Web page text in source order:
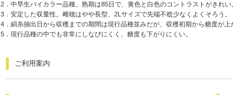
2．中早生バイカラー品種。熟期は85日で、黄色と白色のコントラストがきれい
3．安定した収量性。雌穂はやや長型、2Lサイズで先端不稔少なくよくそろう。
4．絹糸抽出日から収穫までの期間は現行品種並みだが、収穫初期から糖度が
5．現行品種の中でも非常にしなびにくく、糖度も下がりにくい。
ご利用案内